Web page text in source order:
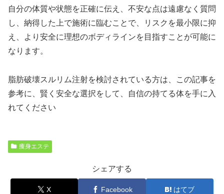
自分の体質や状態を正確に伝え、不安な点は遠慮なく質問
し、納得した上で施術に臨むことで、リスクを最小限に抑
え、より安全に理想のボディラインを目指すことが可能に
なります。
脂肪破壊スルリム注射を検討されている方は、この記事を
参考に、賢く安全な選択をして、自信の持てる体を手に入
れてください
痩身エステ
シェアする
X Facebook はてブ